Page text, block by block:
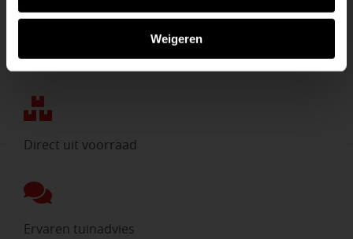
Weigeren
Eigen bezorgdienst
Direct uit voorraad
Ervaren tuinadvies